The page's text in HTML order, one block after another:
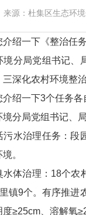
来源：杜集区生态
介绍一下《整治任
境分局党组书记、
深化农村环境整治
介绍一下3个任务各
境分局党组书记、
污水治理任务：段
。
水体治理：18个农
镇9个。有序推进
度≥25cm、溶解氧